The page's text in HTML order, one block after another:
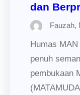
dan
Fauzah,
Humas
penuh
pembukaan